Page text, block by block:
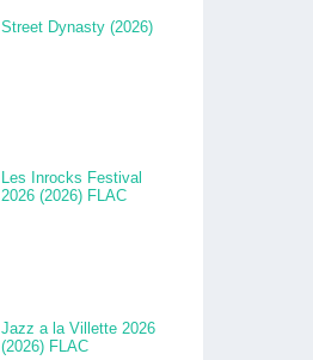
Street Dynasty (2026)
Les Inrocks Festival
2026 (2026) FLAC
Jazz a la Villette 2026
(2026) FLAC